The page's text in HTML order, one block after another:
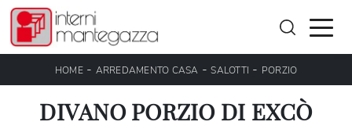
HOME- ARREDAMENTO CASA -SALOTTI - PORZIO
DIVANO PORZIO DI EXCÒ